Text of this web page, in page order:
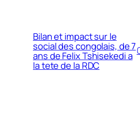
Bilan et impact sur le
social des congolais, de 7
ans de Felix Tshisekedi a
la tete de la RDC